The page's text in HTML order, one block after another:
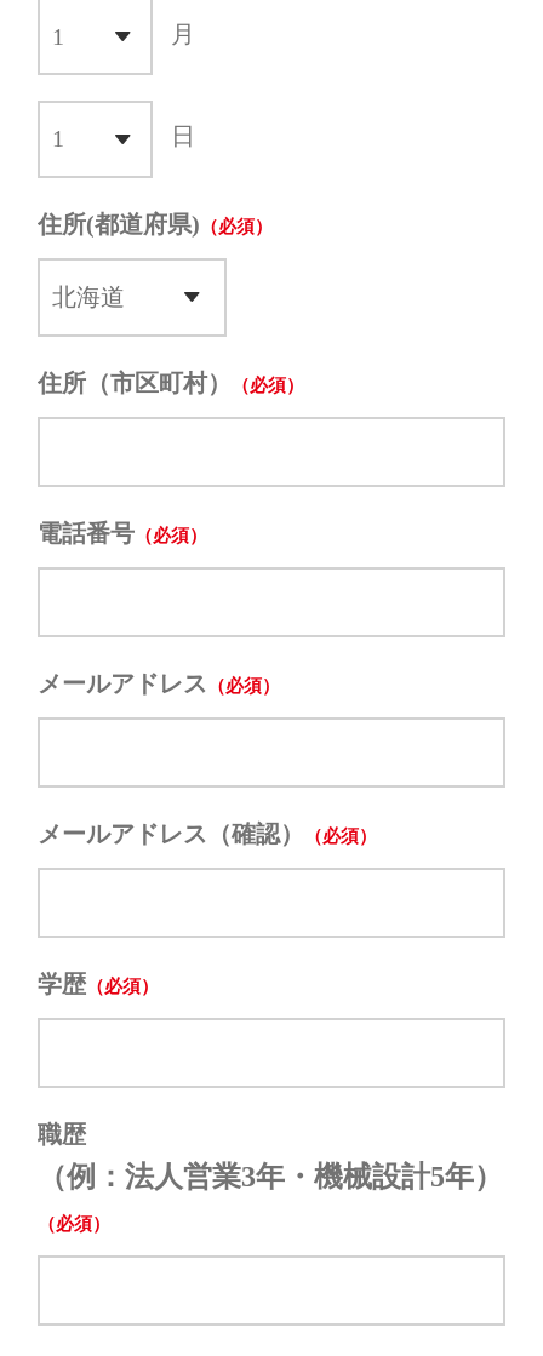
月
日
住所(都道府県)
住所（市区町村）
電話番号
メールアドレス
メールアドレス（確認）
学歴
職歴
（例：法人営業3年・機械設計5年）